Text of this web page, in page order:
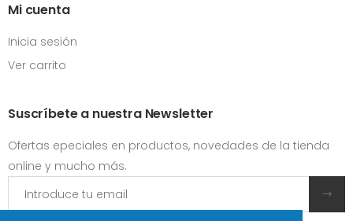
Mi cuenta
Inicia sesión
Ver carrito
Suscríbete a nuestra Newsletter
Ofertas epeciales en productos, novedades de la tienda
online y mucho más.